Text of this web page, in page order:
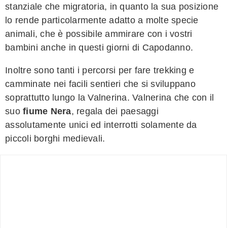
stanziale che migratoria, in quanto la sua posizione
lo rende particolarmente adatto a molte specie
animali, che è possibile ammirare con i vostri
bambini anche in questi giorni di Capodanno.
Inoltre sono tanti i percorsi per fare trekking e
camminate nei facili sentieri che si sviluppano
soprattutto lungo la Valnerina. Valnerina che con il
suo fiume Nera, regala dei paesaggi
assolutamente unici ed interrotti solamente da
piccoli borghi medievali.